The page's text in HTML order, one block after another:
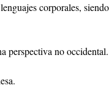
corporales,
perspectiva no occidental.